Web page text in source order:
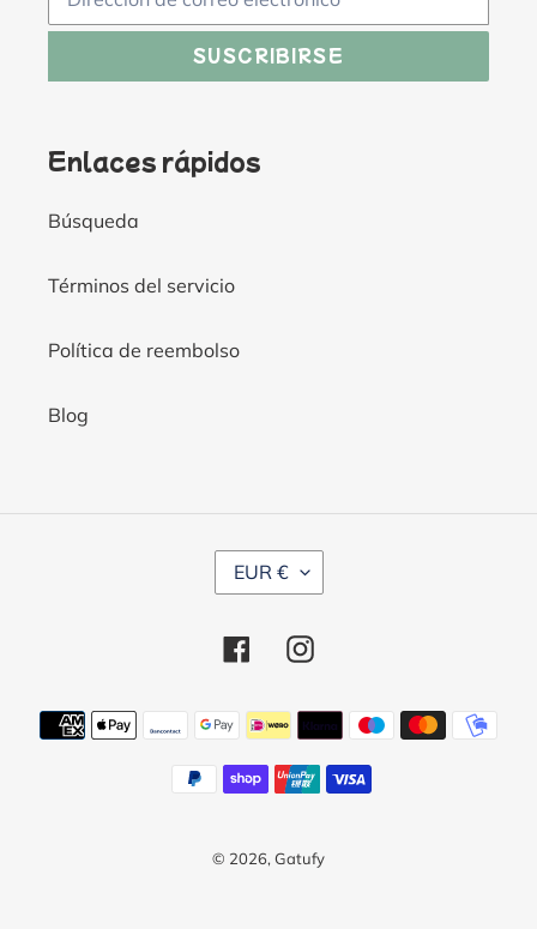
SUSCRIBIRSE
Enlaces rápidos
Búsqueda
Términos del servicio
Política de reembolso
Blog
M
O
N
E
A
EUR €
FacebookInstagram
Métodos
de
pago
© 2026, Gatufy